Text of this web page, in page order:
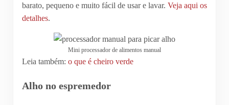
barato, pequeno e muito fácil de usar e lavar. Veja aqui os
detalhes.
Mini processador de alimentos manual
Leia também: o que é cheiro verde
Alho no espremedor